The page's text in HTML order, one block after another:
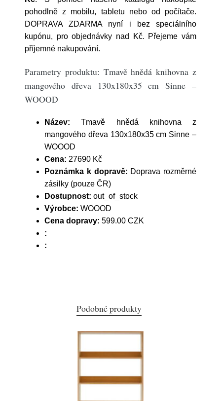
pohodlně z mobilu, tabletu nebo od počítače.
DOPRAVA ZDARMA nyní i bez speciálního
kupónu, pro objednávky nad Kč. Přejeme vám
příjemné nakupování.
Parametry produktu: Tmavě hnědá knihovna z
mangového dřeva 130x180x35 cm Sinne –
WOOOD
Název: Tmavě hnědá knihovna z
mangového dřeva 130x180x35 cm Sinne –
WOOOD
Cena: 27690 Kč
Poznámka k dopravě: Doprava rozměrné
zásilky (pouze ČR)
Dostupnost: out_of_stock
Výrobce: WOOOD
Cena dopravy: 599.00 CZK
:
:
Podobné produkty